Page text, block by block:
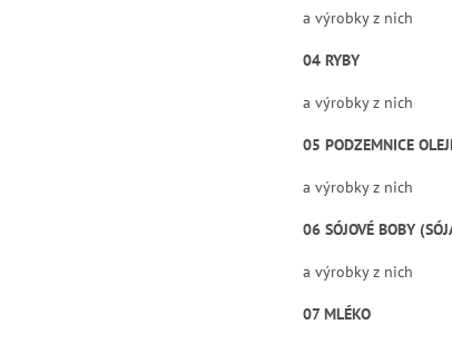
a výrobky z nich
04 RYBY
a výrobky z nich
05 PODZEMNICE
a výrobky z nich
06 SÓJOVÉ BOBY
a výrobky z nich
07 MLÉKO